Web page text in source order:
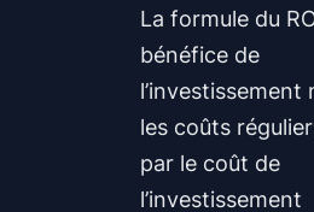
La formule du
bénéfice de
l’investissement
les coûts
par le coût de
l’investissement